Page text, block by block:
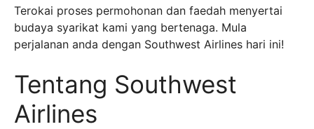
Terokai proses permohonan dan faedah menyertai
budaya syarikat kami yang bertenaga. Mula
perjalanan anda dengan Southwest Airlines hari ini!
Tentang Southwest
Airlines